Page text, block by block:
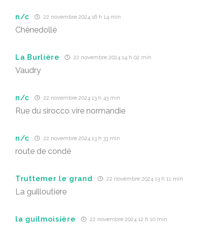
n/c 22 novembre 2024 16 h 14 min
Chênedollé
La Burlière 22 novembre 2024 14 h 02 min
Vaudry
n/c 22 novembre 2024 13 h 43 min
Rue du sirocco vire normandie
n/c 22 novembre 2024 13 h 33 min
route de condé
Truttemer le grand 22 novembre 2024 13 h 11 min
La guilloutiere
la guilmoisière 22 novembre 2024 12 h 10 min